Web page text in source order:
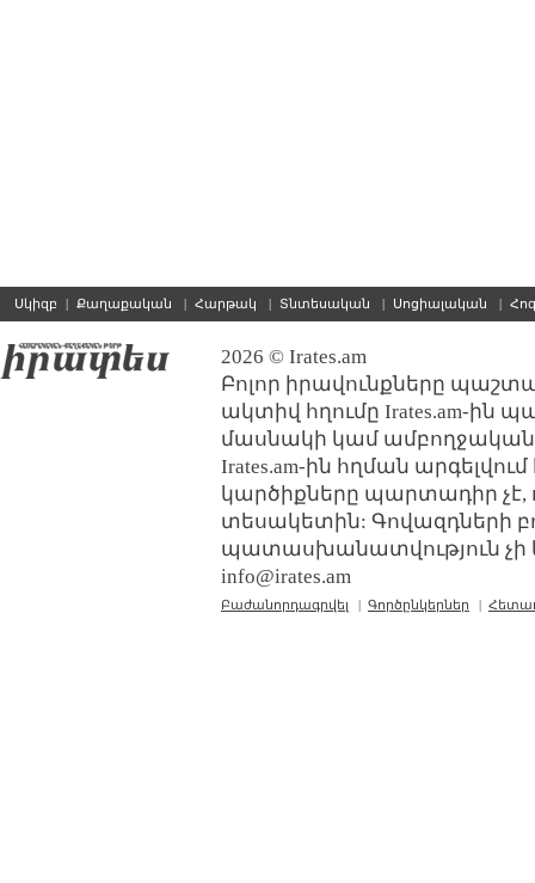
Սկիզբ | Քաղաքական | Հարթակ | Տնտեսական | Սոցիալական |
2026 © Irates.am
Բոլոր իրավունքները
ակտիվ հղումը Irates.am-ին
մասնակի կամ ամբողջական
Irates.am-ին հղման
կարծիքները պարտադիր չէ,
տեսակետին: Գովազդների
պատասխանատվություն չի
info@irates.am
Բաժանորդագրվել | Գործընկերներ |